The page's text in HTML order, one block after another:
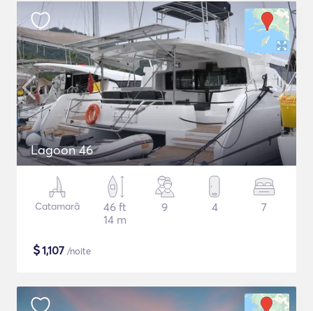
Lagoon 46
Catamarã
46 ft
14 m
9 4 7
$1,107 /noite